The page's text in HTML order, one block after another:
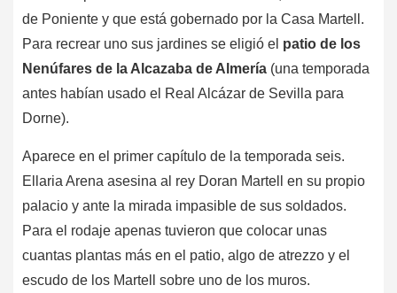
de Poniente y que está gobernado por la Casa Martell.
Para recrear uno sus jardines se eligió el patio de los
Nenúfares de la Alcazaba de Almería (una temporada
antes habían usado el Real Alcázar de Sevilla para
Dorne).
Aparece en el primer capítulo de la temporada seis.
Ellaria Arena asesina al rey Doran Martell en su propio
palacio y ante la mirada impasible de sus soldados.
Para el rodaje apenas tuvieron que colocar unas
cuantas plantas más en el patio, algo de atrezzo y el
escudo de los Martell sobre uno de los muros.